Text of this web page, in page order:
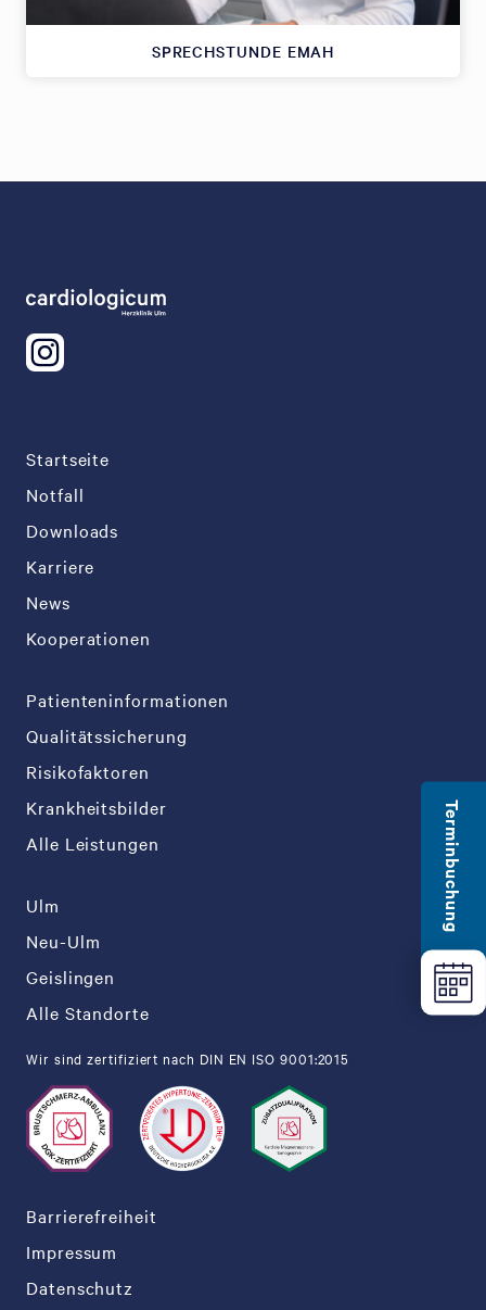
SPRECHSTUNDE EMAH
Startseite
Notfall
Downloads
Karriere
News
Kooperationen
Patienteninformationen
Qualitätssicherung
Risikofaktoren
Krankheitsbilder
Alle Leistungen
Ulm
Neu-Ulm
Geislingen
Alle Standorte
Wir sind zertifiziert nach DIN EN ISO 9001:2015
Barrierefreiheit
Impressum
Datenschutz
Terminbuchung